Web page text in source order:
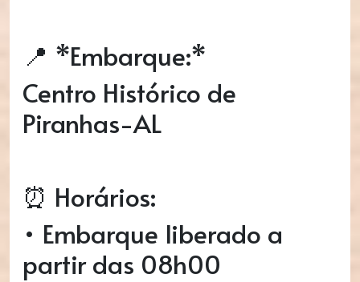
📍 *Embarque:*
Centro Histórico de
Piranhas-AL
⏰ Horários:
• Embarque liberado a
partir das 08h00